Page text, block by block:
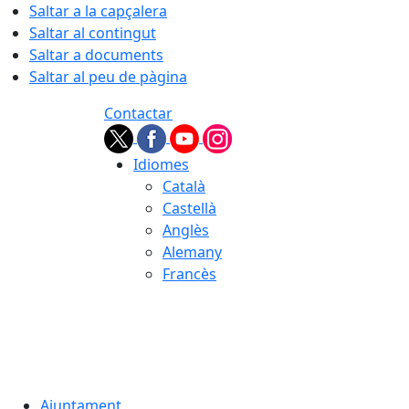
Saltar a la capçalera
Saltar al contingut
Saltar a documents
Saltar al peu de pàgina
Contactar
Idiomes
Català
Castellà
Anglès
Alemany
Francès